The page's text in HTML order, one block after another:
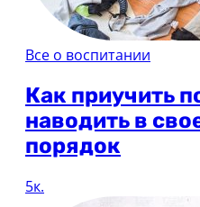
Все о воспитании
Как приучить
наводить в
порядок
5к.